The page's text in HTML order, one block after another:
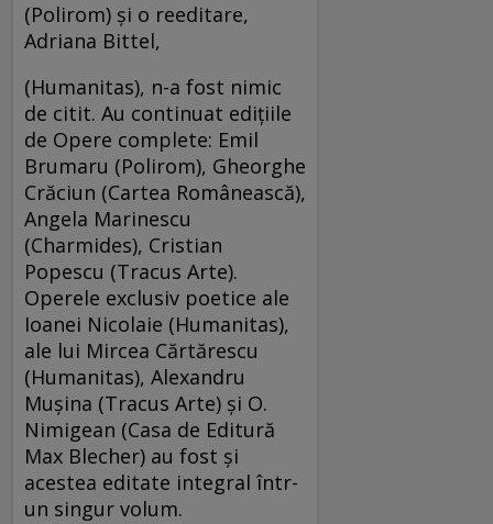
(Polirom) şi o reeditare,
Adriana Bittel,
(Humanitas), n-a fost nimic
de citit. Au continuat ediţiile
de Opere complete: Emil
Brumaru (Polirom), Gheorghe
Crăciun (Cartea Românească),
Angela Marinescu
(Charmides), Cristian
Popescu (Tracus Arte).
Operele exclusiv poetice ale
Ioanei Nicolaie (Humanitas),
ale lui Mircea Cărtărescu
(Humanitas), Alexandru
Muşina (Tracus Arte) şi O.
Nimigean (Casa de Editură
Max Blecher) au fost şi
acestea editate integral într-
un singur volum.